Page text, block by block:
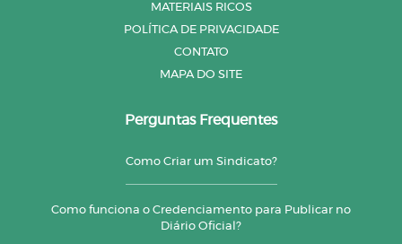
MATERIAIS RICOS
POLÍTICA DE PRIVACIDADE
CONTATO
MAPA DO SITE
Perguntas Frequentes
Como Criar um Sindicato?
Como funciona o Credenciamento para Publicar no
Diário Oficial?